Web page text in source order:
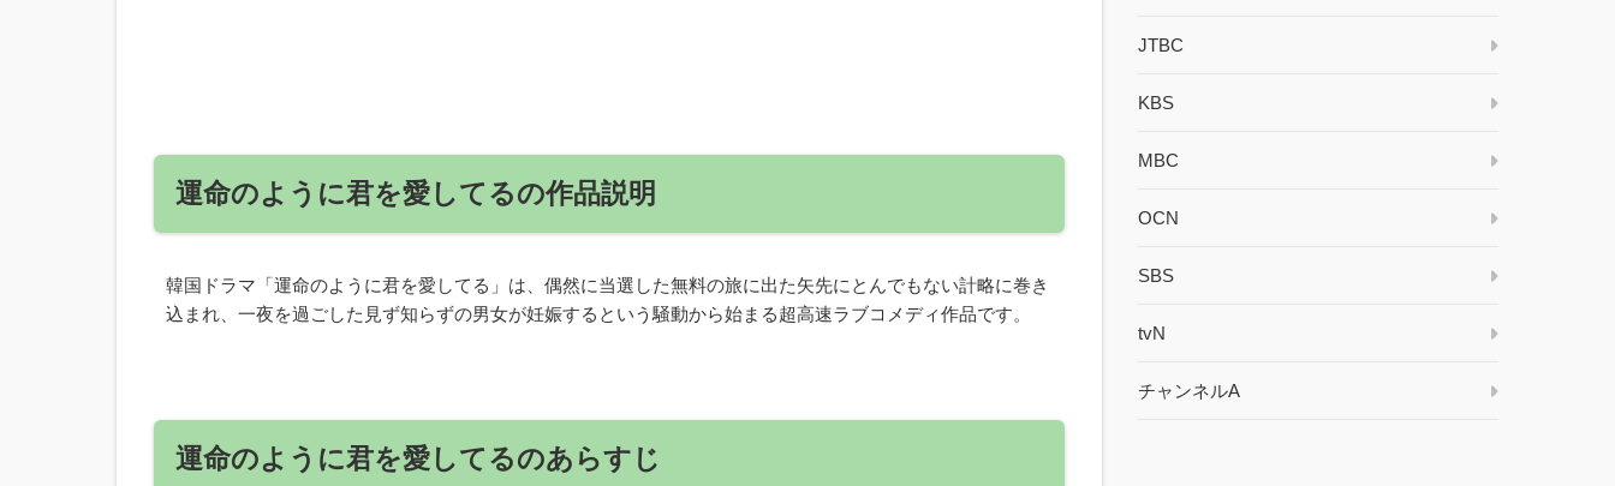
運命のように君を愛してるの作品説明
韓国ドラマ「運命のように君を愛してる」は、偶然に当選した無料の旅に出た矢先にとんでもない計略に巻き
込まれ、一夜を過ごした見ず知らずの男女が妊娠するという騒動から始まる超高速ラブコメディ作品です。
運命のように君を愛してるのあらすじ
JTBC
KBS
MBC
OCN
SBS
tvN
チャンネルA